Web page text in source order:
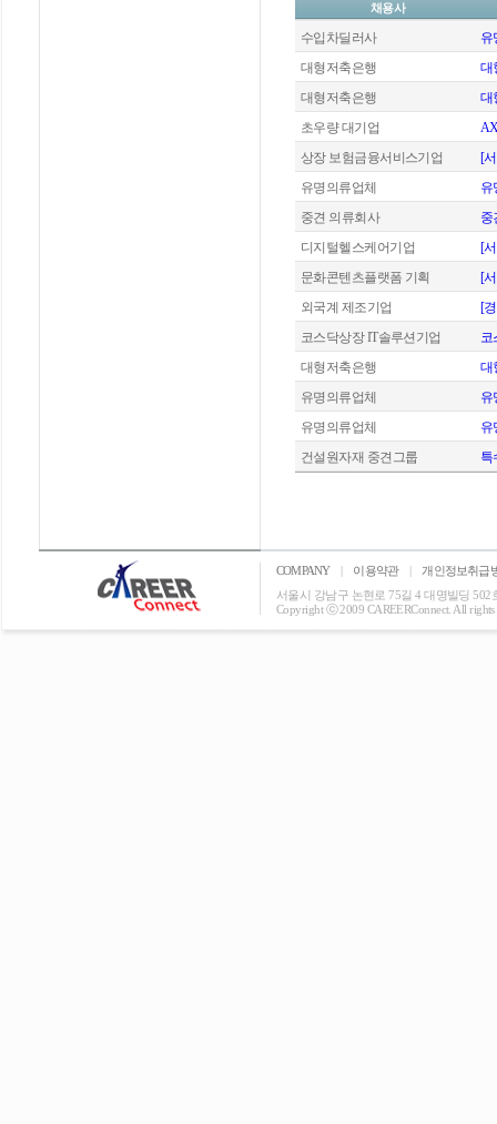
채용사
수입차딜러사
유
대형저축은행
대
대형저축은행
대
초우량 대기업
상장 보험금융서비스기업
[
유명의류업체
유
중견 의류회사
중
디지털헬스케어기업
[
문화콘텐츠플랫폼 기획
[
외국계 제조기업
[
코스닥상장 IT솔루션기업
코
대형저축은행
대
유명의류업체
유
유명의류업체
유
건설원자재 중견그룹
특
COMPANY | 이용약관 |
개인정보취급
서울시 강남구 논현로 75길 4 대명빌딩 502
Copyright ⓒ 2009 CAREERConnect. All rights